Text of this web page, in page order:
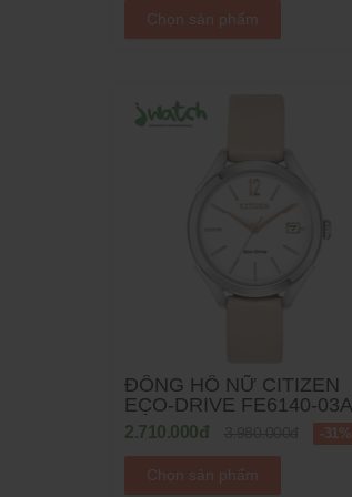
KIM LOẠI
Chọn sản phẩm
ĐỒNG HỒ NỮ CITIZEN
ECO-DRIVE FE6140-03A
DÂY DA
2.710.000đ -31%
Chọn sản phẩm